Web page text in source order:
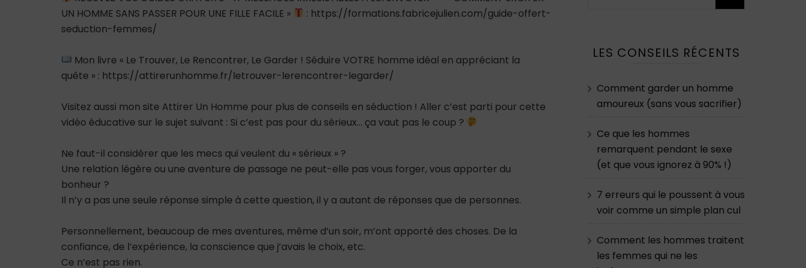
UN HOMME SANS PASSER POUR UNE FILLE FACILE »
: https://formations.fabricejulien.com/guide-offert-
seduction-femmes/
Mon livre « Le Trouver, Le Rencontrer, Le Garder ! Séduire VOTRE homme idéal en appréciant la
quête » : https://attirerunhomme.fr/letrouver-lerencontrer-legarder/
Visitez aussi mon site Attirer Un Homme pour plus de conseils en séduction ! Aller c’est parti pour cette
vidéo éducative sur le sujet suivant : Si c’est pas pour du sérieux… ça vaut pas le coup ?
Ne faut-il considérer que les mecs qui veulent du « sérieux » ?
Une relation légère ou une aventure de passage ne peut-elle pas vous forger, vous apporter du
bonheur ?
Il n’y a pas une seule réponse simple à cette question, il y a autant de réponses que de personnes.
Personnellement, beaucoup de mes aventures, même d’un soir, m’ont apporté des choses. De la
confiance, de l’expérience, la conscience que j’avais le choix, etc.
Ce n’est pas rien.
LES CONSEILS RÉCENTS
Comment garder un homme
amoureux (sans vous sacrifier)
Ce que les hommes
remarquent pendant le sexe
(et que vous ignorez à 90% !)
7 erreurs qui le poussent à vous
voir comme un simple plan cul
Comment les hommes traitent
les femmes qui ne les